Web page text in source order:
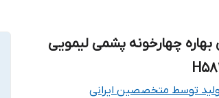
بهاره چهارخونه پشمی لیمویی
توسط متخصصین ایرانی